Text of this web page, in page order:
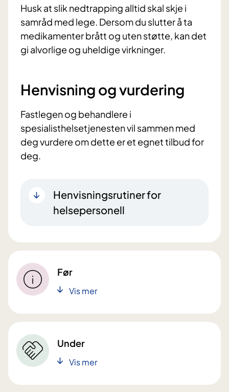
Husk at slik nedtrapping alltid skal skje i
samråd med lege. Dersom du slutter å ta
medikamenter brått og uten støtte, kan det
gi alvorlige og uheldige virkninger.
Henvisning og vurdering
Fastlegen og behandlere i
spesialisthelsetjenesten vil sammen med
deg vurdere om dette er et egnet tilbud for
deg.
Henvisningsrutiner for
helsepersonell
Før
Vis mer
Under
Vis mer